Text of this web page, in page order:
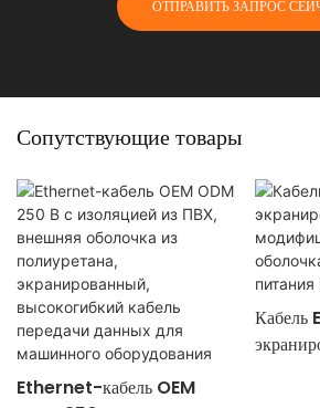
ОТПРАВИТЬ ЗАПРОС
Сопутствующие товары
Ethernet-кабель OEM
Кабель